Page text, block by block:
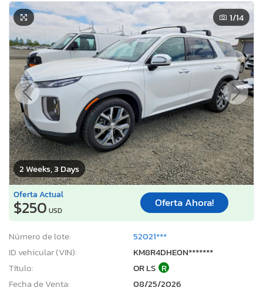
2 Weeks, 3 Days
1/14
Oferta Actual
$250 USD
Oferta Ahora!
Número de lote:
52021***
ID vehicular (VIN):
KM8R4DHE0N*******
Título:
OR LS R
Fecha de Venta:
08/25/2026